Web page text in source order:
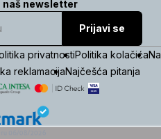
naš newsletter
Prijavi se
privatnostiPolitika kolačića
reklamacijaNajčešća pitanja